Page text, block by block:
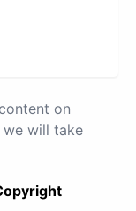
on
we will take